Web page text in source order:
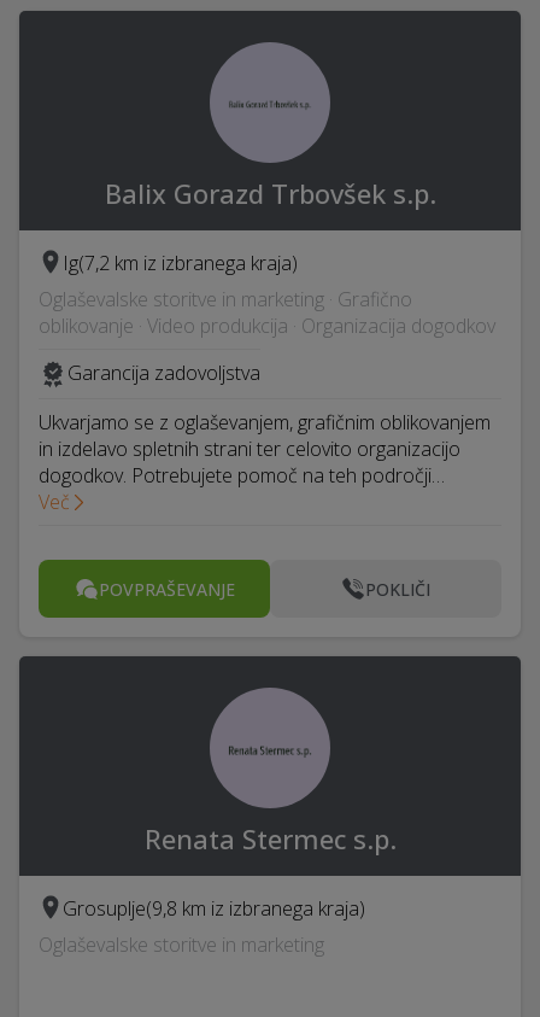
Balix Gorazd Trbovšek s.p.
Ig(7,2 km iz izbranega kraja)
Oglaševalske storitve in marketing · Grafično
oblikovanje · Video produkcija · Organizacija dogodkov
Garancija zadovoljstva
Ukvarjamo se z oglaševanjem, grafičnim oblikovanjem
in izdelavo spletnih strani ter celovito organizacijo
dogodkov. Potrebujete pomoč na teh področji…
Več
POVPRAŠEVANJE POKLIČI
Renata Stermec s.p.
Grosuplje(9,8 km iz izbranega kraja)
Oglaševalske storitve in marketing